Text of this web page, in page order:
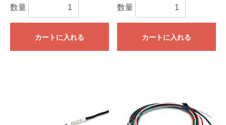
数量
カートに入れる
数量
カートに入れる